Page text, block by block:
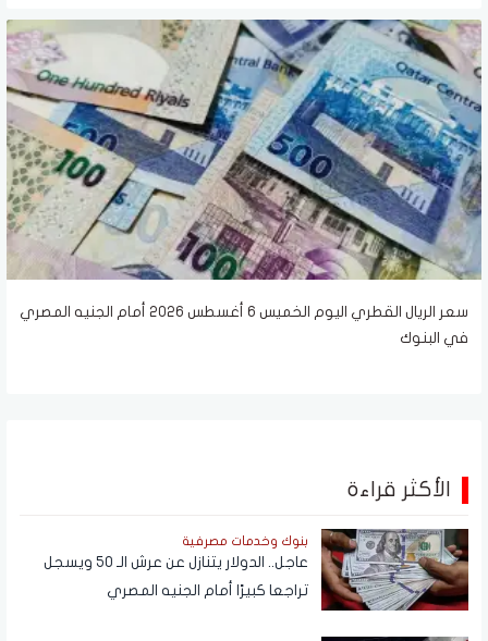
سعر الريال القطري اليوم الخميس 6 أغسطس 2026 أمام الجنيه المصري
في البنوك
الأكثر قراءة
بنوك وخدمات مصرفية
عاجل.. الدولار يتنازل عن عرش الـ 50 ويسجل
تراجعا كبيرًا أمام الجنيه المصري